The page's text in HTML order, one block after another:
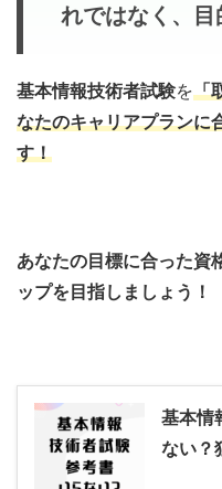
れではなく、目
基本情報技術者試験を「
なたのキャリアプランに
す！
あなたの目標に合った資
ップを目指しましょう！
基本情
ない？